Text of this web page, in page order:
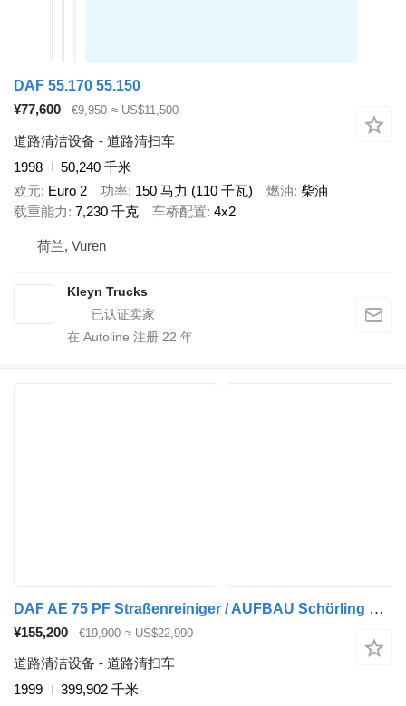
DAF 55.170 55.150
¥77,600
€9,950 ≈ US$11,500
道路清洁设备 - 道路清扫车
1998
50,240 千米
欧元 Euro 2 功率 150 马力 (110 千瓦) 燃油 柴油
载重能力 7,230 千克 车桥配置 4x2
荷兰, Vuren
Kleyn Trucks
在 Autoline 注册 22 年
DAF AE 75 PF Straßenreiniger / AUFBAU Schörling Optifant 70
¥155,200 €19,900 ≈ US$22,990
道路清洁设备 - 道路清扫车
1999
399,902 千米